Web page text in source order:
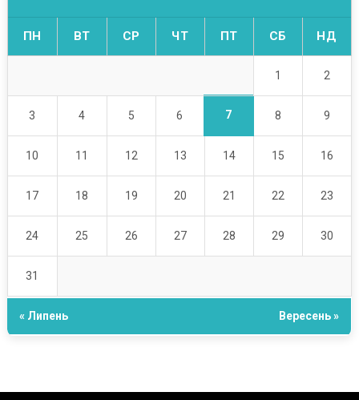
ПН ВТ СР ЧТ ПТ СБ НД
1 2
3 4 5 6 7 8 9
10 11 12 13 14 15 16
17 18 19 20 21 22 23
24 25 26 27 28 29 30
31
« Липень Вересень »